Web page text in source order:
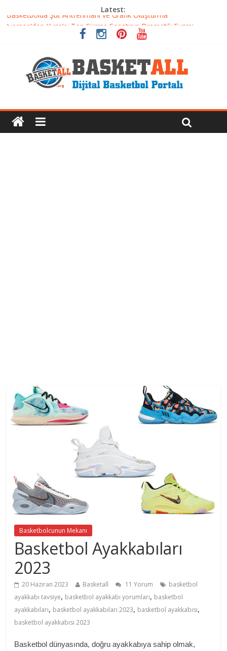
Latest:
Basketbolda Şut Antrenmanı ve Grafik Oluşturma
Iverson’dan Kyrie’e: Top Sürme Sanatının Dramatik Evrimi
Dünyanın En İyi Basketbol Takımı: Gerçek Şampiyon Kim?
Basketbolcu Beslenmesi: Performansı Artıran Bilimsel
Yaklaşımlar
Basketbolcunun Mekanı
Basketbol Ayakkabıları
2023
20 Haziran 2023 Basketall 11 Yorum
basketbol
ayakkabı tavsiye, basketbol ayakkabı yorumları, basketbol
ayakkabıları, basketbol ayakkabıları 2023, basketbol ayakkabısı,
basketbol ayakkabısı 2023
Basketbol dünyasında, doğru ayakkabıya sahip olmak,